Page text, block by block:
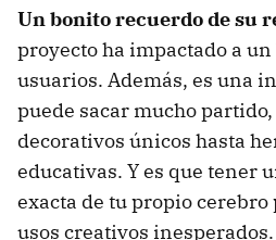
Un bonito recuerdo de su
proyecto ha impactado a
usuarios. Además, es una
puede sacar mucho
decorativos únicos hasta
educativas. Y es que tener
exacta de tu propio cerebro
usos creativos